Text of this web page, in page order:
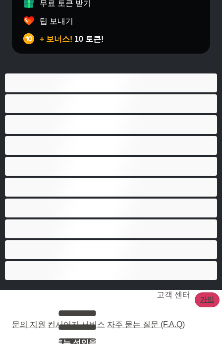
무료 토큰 받기
팁 보내기
+ 보너스! 10 토큰!
고객 센터
가입
문의 지원 컨시어지 서비스 자주 묻는 질문 (F.A.Q)
이 사이트는 성인을 19세 이상으로 제한됩니다.